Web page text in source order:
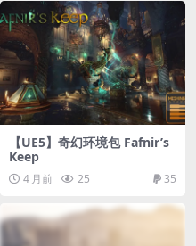
【UE5】奇幻环境包 Fafnir’s
Keep
4 月前 25 35